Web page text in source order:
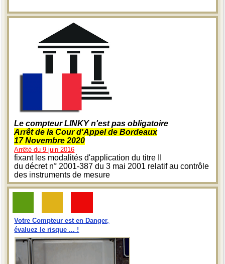
Le compteur LINKY n'est pas obligatoire
Arrêt de la Cour d'Appel de Bordeaux
17 Novembre 2020
Arrêté du 9 juin 2016
fixant les modalités d'application du titre II
du décret n° 2001-387 du 3 mai 2001 relatif au contrôle
des instruments de mesure
Votre Compteur est en Danger,
évaluez le risque ... !